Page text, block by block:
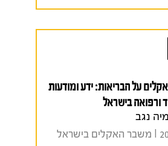
על הבריאות: ידע ומודעות
ורפואה בישראל
נגב